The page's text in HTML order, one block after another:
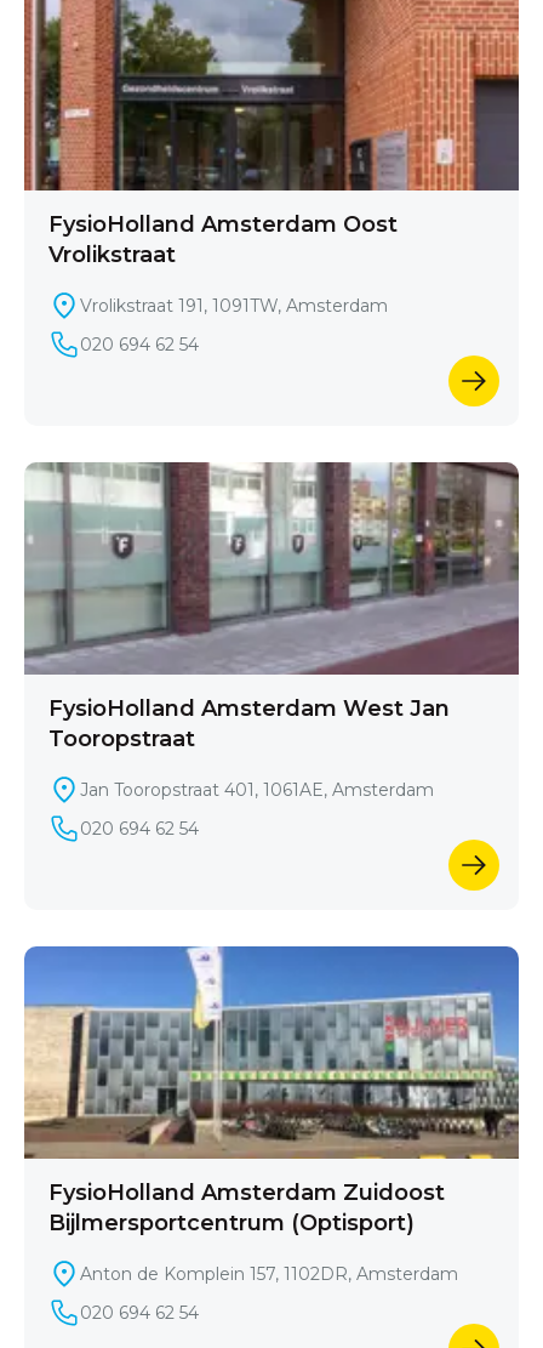
FysioHolland Amsterdam Oost
Vrolikstraat
Vrolikstraat 191, 1091TW, Amsterdam
020 694 62 54
FysioHolland Amsterdam West Jan
Tooropstraat
Jan Tooropstraat 401, 1061AE, Amsterdam
020 694 62 54
FysioHolland Amsterdam Zuidoost
Bijlmersportcentrum (Optisport)
Anton de Komplein 157, 1102DR, Amsterdam
020 694 62 54